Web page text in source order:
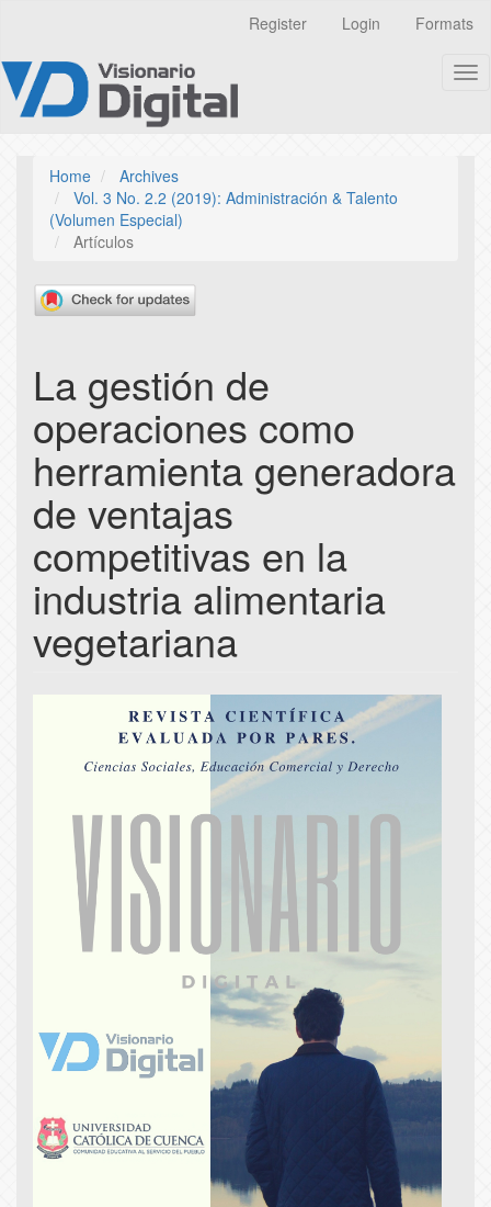
page
content
Main
Content
Sidebar
Register Login Formats
Home
Archives
Vol. 3 No. 2.2 (2019): Administración & Talento
(Volumen Especial)
Artículos
La gestión de
operaciones como
herramienta generadora
de ventajas
competitivas en la
industria alimentaria
vegetariana
Sidebar